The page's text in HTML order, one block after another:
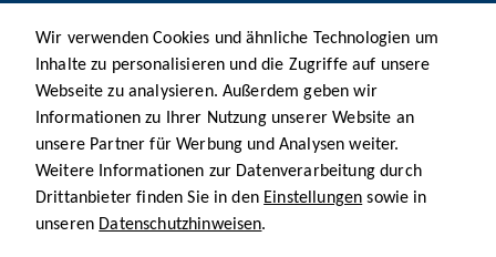
Wir verwenden Cookies und ähnliche Technologien um
Inhalte zu personalisieren und die Zugriffe auf unsere
Webseite zu analysieren. Außerdem geben wir
Informationen zu Ihrer Nutzung unserer Website an
unsere Partner für Werbung und Analysen weiter.
Weitere Informationen zur Datenverarbeitung durch
Drittanbieter finden Sie in den Einstellungen sowie in
unseren Datenschutzhinweisen.